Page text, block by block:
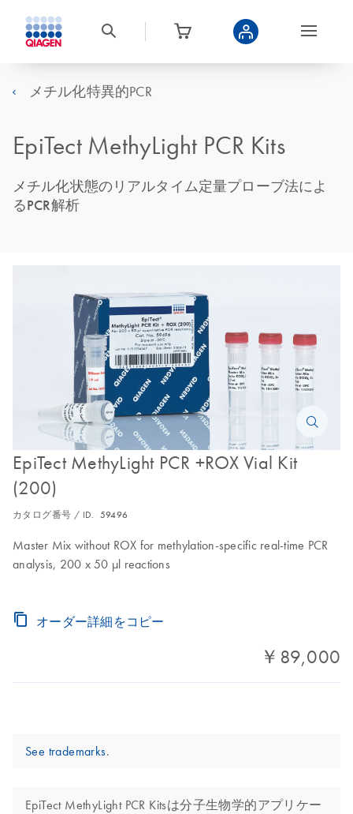
メチル化特異的PCR
EpiTect MethyLight PCR Kits
メチル化状態のリアルタイム定量プローブ法によ
るPCR解析
EpiTect MethyLight PCR +ROX Vial Kit
(200)
カタログ番号 / ID. 59496
Master Mix without ROX for methylation-specific real-time PCR
analysis, 200 x 50 µl reactions
オーダー詳細をコピー
￥89,000
See trademarks.
EpiTect MethyLight PCR Kitsは分子生物学的アプリケー